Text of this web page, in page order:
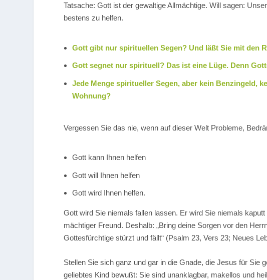
Tatsache: Gott ist der gewaltige Allmächtige. Will sagen:
bestens zu helfen.
Gott gibt nur spirituellen Segen? Und läßt Sie mit den
Gott segnet nur spirituell? Das ist eine Lüge. Denn
Jede Menge spiritueller Segen, aber kein Benzingeld,
Wohnung?
Vergessen Sie das nie, wenn auf dieser Welt Probleme,
Gott kann Ihnen helfen
Gott will Ihnen helfen
Gott wird Ihnen helfen.
Gott wird Sie niemals fallen lassen. Er wird Sie niemals
mächtiger Freund. Deshalb:„Bring deine Sorgen vor den
Gottesfürchtige stürzt und fällt“ (Psalm 23, Vers 23; Neues
Stellen Sie sich ganz und gar in die Gnade, die Jesus für Sie
geliebtes Kind bewußt: Sie sind unanklagbar, makellos und